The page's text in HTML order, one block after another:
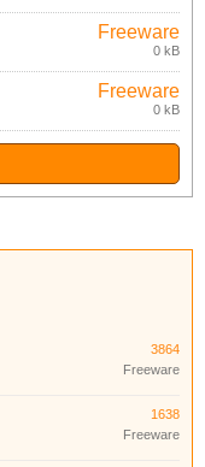
Freeware
0 kB
Freeware
0 kB
3864
Freeware
1638
Freeware